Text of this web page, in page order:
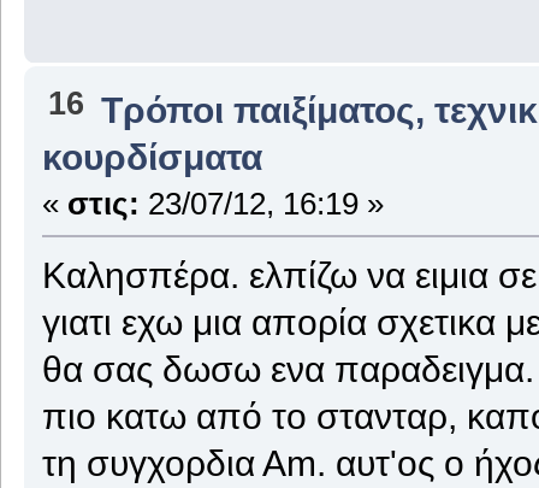
16 Τρόποι παιξίματος,
κουρδίσματα
« στις: 23/07/12, 16:19 »
Καλησπέρα. ελπίζω να ειμια
γιατι εχω μια απορία σχετικα
θα σας δωσω ενα παραδειγμα.
πιο κατω από το στανταρ,
τη συγχορδια Αm. αυτ'ος ο